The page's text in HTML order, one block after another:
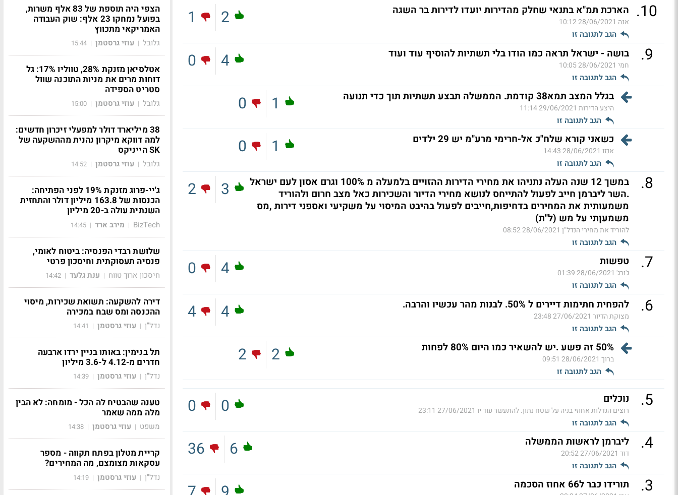
10
. הארכת תמ"א בתנאי שחלק מהדירות יועדו לדירות בר השגה
אנה 28/06/2021 10:12
הגב לתגובה זו
2
1
9
. בושה - ישראל תראה כמו הודו בלי תשתיות להוסיף עוד ועוד
חמי 28/06/2021 10:05
הגב לתגובה זו
4
0
בגלל המצב תמא38 קודמת. הממשלה תבצע תשתיות תוך כדי תנועה
היצע הדירות 29/06/2021 11:14
הגב לתגובה זו
1
0
כשאני קורא שלח"כ אל-חרימי מרע"מ יש 29 ילדים
אנזו 28/06/2021 14:43
הגב לתגובה זו
1
0
8
.
במשך 12 שנה העלה נתניהו את מחירי הדירות ההזויים בלמעלה מ 100% וגרם אסון לעם ישראל
.השר ליברמן חייב לפעול להתייחס לנושא מחירי הדיור והשכירות כאל מצב חרום ולהוריד
משמעותית את המחירים בדחיפות,חייבים לפעול בהיבט המיסוי על משקיעי ואספני דירות ,מס
משמעןתי על מש (ל"ת)
להוריד את מחירי הנדל"ן 28/06/2021 08:52
הגב לתגובה זו
3
2
7
. טפשות
ג'ורג' 28/06/2021 01:39
הגב לתגובה זו
4
0
6
. להפחית חתימות דיירים ל 50%. לבנות מהר עכשיו והרבה.
מצוקת הדיור 27/06/2021 23:48
הגב לתגובה זו
4
4
50% זה פשע .יש להשאיר כמו היום 80% לפחות
ברוך 28/06/2021 09:51
הגב לתגובה זו
2
2
5
. נוכלים
רוצים הגדלות אחוזי בניה על שטח נתון. להתעשר עוד יו 27/06/2021 23:11
הגב לתגובה זו
0
0
4
. ליברמן לראשות הממשלה
דוד 27/06/2021 20:52
הגב לתגובה זו
6
36
3
. תורידו כבר ל66 אחוז הסכמה
הצפי היה תוספת של 83 אלף משרות,
בפועל נמחקו 23 אלף: שוק העבודה
האמריקאי מתכווץ
גלובל | עוזי גרסטמן |
15:44
אטלסיאן מזנקת 28%, טווליו 17%: גל
דוחות מרים את מניות התוכנה שוול
סטריט הספידה
גלובל | עוזי גרסטמן |
15:00
38 מיליארד דולר למפעלי זיכרון חדשים:
למה דווקא מיקרון נהנית מההשקעה של
SK הייניקס
גלובל | עוזי גרסטמן |
14:52
ג'יי-פרוג מזנקת 19% לפני הפתיחה:
הכנסות של 163.8 מיליון דולר והתחזית
השנתית עולה ב-20 מיליון
BizTech
| מירב ארד |
14:45
שלושת רבדי הפנסיה: ביטוח לאומי,
פנסיה תעסוקתית וחיסכון פרטי
חיסכון ארוך טווח | ענת גלעד |
14:42
דירה להשקעה: תשואת שכירות, מיסוי
ההכנסה ומס שבח במכירה
נדל"ן | עוזי גרסטמן |
14:41
תל בנימין: באותו בניין ירדו ארבעה
חדרים מ-4.12 ל-3.6 מיליון
נדל"ן | עוזי גרסטמן |
14:39
טענה שהבטיח לה הכל - מומחה: לא הבין
מלה ממה שאמר
משפט | עוזי גרסטמן |
14:38
קריית מטלון בפתח תקווה - מספר
עסקאות מצומצם, מה המחירים?
נדל"ן | עוזי גרסטמן |
14:19